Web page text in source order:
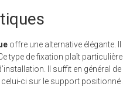
offre une alternative élégante.
type de fixation plaît
Il suffit en général
ci sur le support positionné